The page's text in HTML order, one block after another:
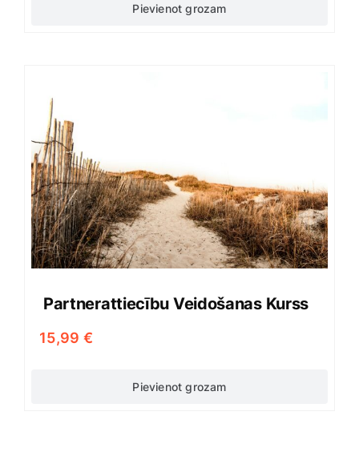
Pievienot grozam
Partnerattiecību Veidošanas Kurss
15,99 €
Pievienot grozam